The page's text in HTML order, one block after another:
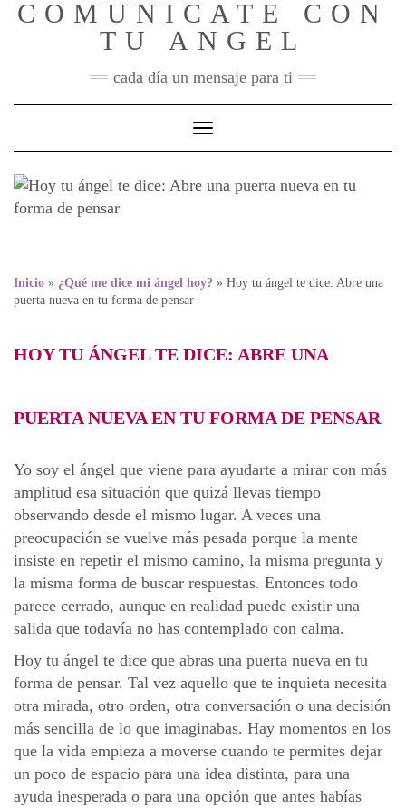
SkipCOMUNICATE CON
TU ANGEL
cada día un mensaje para ti
Toggle Navigation
Hoy tu ángel te dice: Abre
forma de pensar
Inicio » ¿Qué me dice mi ángel hoy? » Hoy tu ángel te dice: Abre una
puerta nueva en tu forma de pensar
HOY TU ÁNGEL TE DICE: ABRE UNA
PUERTA NUEVA EN TU FORMA DE PENSAR
Yo soy el ángel que viene para ayudarte a mirar con más
amplitud esa situación que quizá llevas tiempo
observando desde el mismo lugar. A veces una
preocupación se vuelve más pesada porque la mente
insiste en repetir el mismo camino, la misma pregunta y
la misma forma de buscar respuestas. Entonces todo
parece cerrado, aunque en realidad puede existir una
salida que todavía no has contemplado con calma.
Hoy tu ángel te dice que abras una puerta nueva en tu
forma de pensar. Tal vez aquello que te inquieta necesita
otra mirada, otro orden, otra conversación o una decisión
más sencilla de lo que imaginabas. Hay momentos en los
que la vida empieza a moverse cuando te permites dejar
un poco de espacio para una idea distinta, para una
ayuda inesperada o para una opción que antes habías